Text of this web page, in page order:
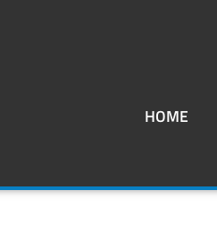
HOME